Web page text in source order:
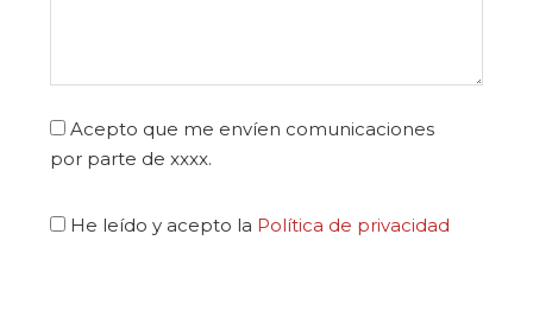
Acepto que me envíen comunicaciones
por parte de xxxx.
He leído y acepto la Política de privacidad